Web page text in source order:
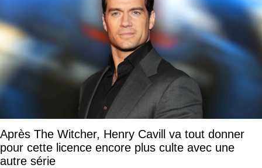
Après The Witcher, Henry Cavill va tout donner
pour cette licence encore plus culte avec une
autre série